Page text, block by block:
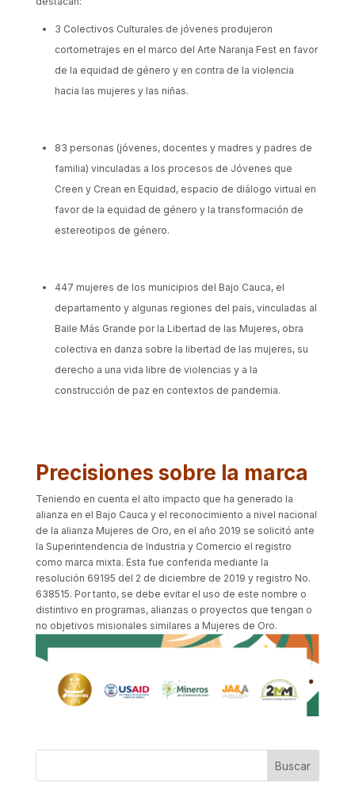
3 Colectivos Culturales de jóvenes produjeron
cortometrajes en el marco del Arte Naranja Fest en favor
de la equidad de género y en contra de la violencia
hacia las mujeres y las niñas.
83 personas (jóvenes, docentes y madres y padres de
familia) vinculadas a los procesos de Jóvenes que
Creen y Crean en Equidad, espacio de diálogo virtual en
favor de la equidad de género y la transformación de
estereotipos de género.
447 mujeres de los municipios del Bajo Cauca, el
departamento y algunas regiones del país, vinculadas al
Baile Más Grande por la Libertad de las Mujeres, obra
colectiva en danza sobre la libertad de las mujeres, su
derecho a una vida libre de violencias y a la
construcción de paz en contextos de pandemia.
Precisiones sobre la marca
Teniendo en cuenta el alto impacto que ha generado la
alianza en el Bajo Cauca y el reconocimiento a nivel nacional
de la alianza Mujeres de Oro, en el año 2019 se solicitó ante
la Superintendencia de Industria y Comercio el registro
como marca mixta. Esta fue conferida mediante la
resolución 69195 del 2 de diciembre de 2019 y registro No.
638515. Por tanto, se debe evitar el uso de este nombre o
distintivo en programas, alianzas o proyectos que tengan o
no objetivos misionales similares a Mujeres de Oro.